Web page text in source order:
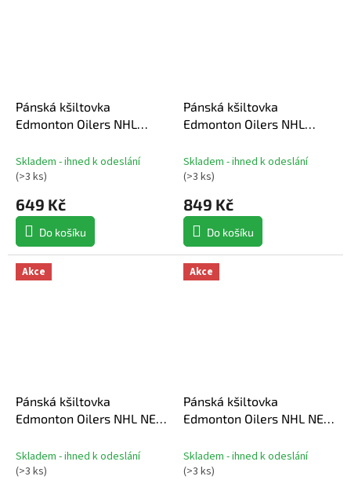
Pánská kšiltovka
Edmonton Oilers NHL
Skladem - ihned k odeslání
(>3 ks)
649 Kč
Do košíku
Pánská kšiltovka
Edmonton Oilers NHL
Adjustable Flat Brim Cap
Skladem - ihned k odeslání
(>3 ks)
849 Kč
Do košíku
Akce
Pánská kšiltovka
Edmonton Oilers NHL NEW
Skladem - ihned k odeslání
(>3 ks)
Akce
Pánská kšiltovka
Edmonton Oilers NHL NEW
Skladem - ihned k odeslání
(>3 ks)